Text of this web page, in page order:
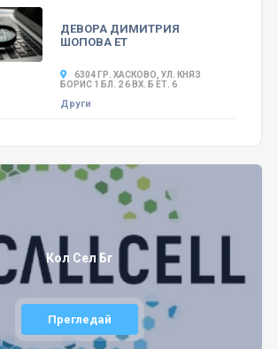
ДЕВОРА ДИМИТРИЯ
ШОПОВА ЕТ
6304 ГР. ХАСКОВО, УЛ. КНЯЗ
БОРИС 1 БЛ. 2 6 ВХ. Б ЕТ. 6
Други
Кол Сел Бг
Прегледай